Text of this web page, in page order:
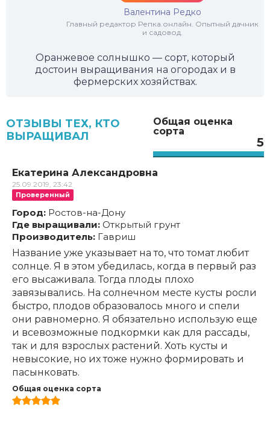
Валентина Редко
Главный редактор Репка.онлайн. Опытный дачник
и садовод.
Оранжевое солнышко — сорт, который
достоин выращивания на огородах и в
фермерских хозяйствах.
Общая оценка
сорта
5
ОТЗЫВЫ ТЕХ, КТО
ВЫРАЩИВАЛ
Екатерина Александровна
25.09.2019, 23:42
Проверенный
Город: Ростов-на-Дону
Где выращивали: Открытый грунт
Производитель: Гавриш
Название уже указывает на то, что томат любит
солнце. Я в этом убедилась, когда в первый раз
его высаживала. Тогда плоды плохо
завязывались. На солнечном месте кусты росли
быстро, плодов образовалось много и спели
они равномерно. Я обязательно использую еще
и всевозможные подкормки как для рассады,
так и для взрослых растений. Хоть кусты и
невысокие, но их тоже нужно формировать и
пасынковать.
Общая оценка сорта